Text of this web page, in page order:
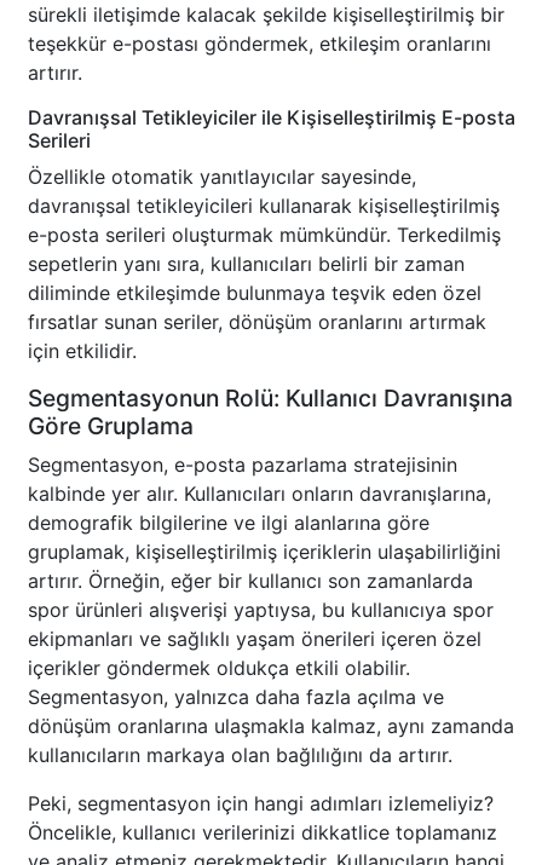
sürekli iletişimde kalacak şekilde kişiselleştirilmiş bir
teşekkür e-postası göndermek, etkileşim oranlarını
artırır.
Davranışsal Tetikleyiciler ile Kişiselleştirilmiş E-posta
Serileri
Özellikle otomatik yanıtlayıcılar sayesinde,
davranışsal tetikleyicileri kullanarak kişiselleştirilmiş
e-posta serileri oluşturmak mümkündür. Terkedilmiş
sepetlerin yanı sıra, kullanıcıları belirli bir zaman
diliminde etkileşimde bulunmaya teşvik eden özel
fırsatlar sunan seriler, dönüşüm oranlarını artırmak
için etkilidir.
Segmentasyonun Rolü: Kullanıcı Davranışına
Göre Gruplama
Segmentasyon, e-posta pazarlama stratejisinin
kalbinde yer alır. Kullanıcıları onların davranışlarına,
demografik bilgilerine ve ilgi alanlarına göre
gruplamak, kişiselleştirilmiş içeriklerin ulaşabilirliğini
artırır. Örneğin, eğer bir kullanıcı son zamanlarda
spor ürünleri alışverişi yaptıysa, bu kullanıcıya spor
ekipmanları ve sağlıklı yaşam önerileri içeren özel
içerikler göndermek oldukça etkili olabilir.
Segmentasyon, yalnızca daha fazla açılma ve
dönüşüm oranlarına ulaşmakla kalmaz, aynı zamanda
kullanıcıların markaya olan bağlılığını da artırır.
Peki, segmentasyon için hangi adımları izlemeliyiz?
Öncelikle, kullanıcı verilerinizi dikkatlice toplamanız